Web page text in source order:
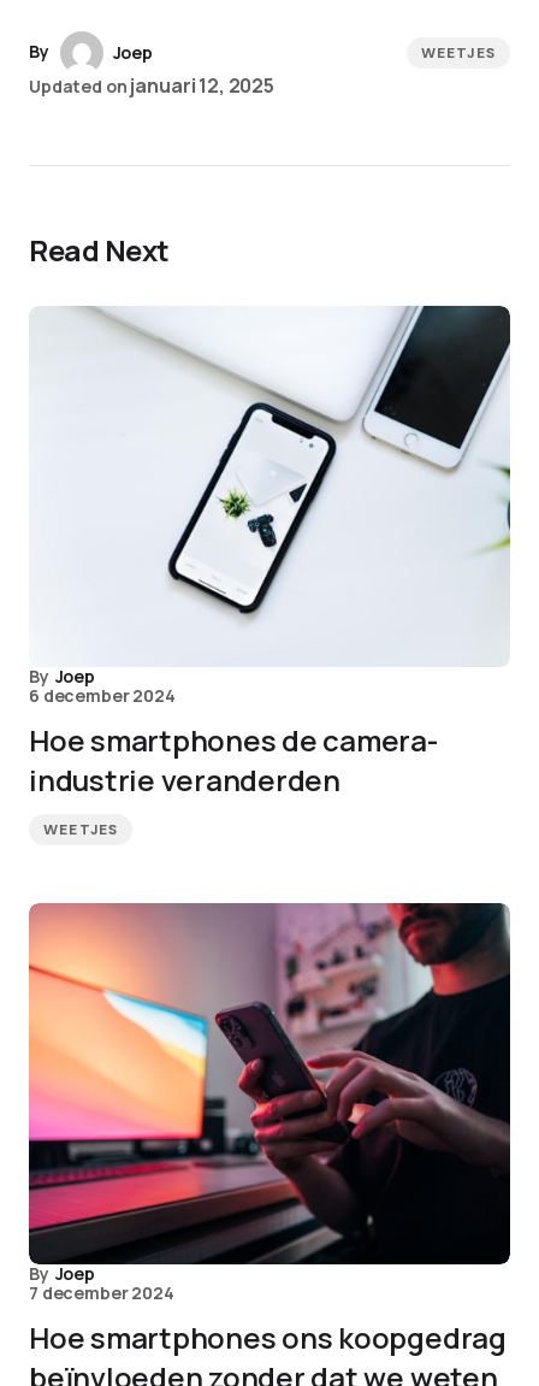
By
Joep
Updated on januari 12, 2025
WEETJES
Read Next
By Joep
6 december 2024
Hoe smartphones de camera-
industrie veranderden
WEETJES
By Joep
7 december 2024
Hoe smartphones ons koopgedrag
beïnvloeden zonder dat we weten